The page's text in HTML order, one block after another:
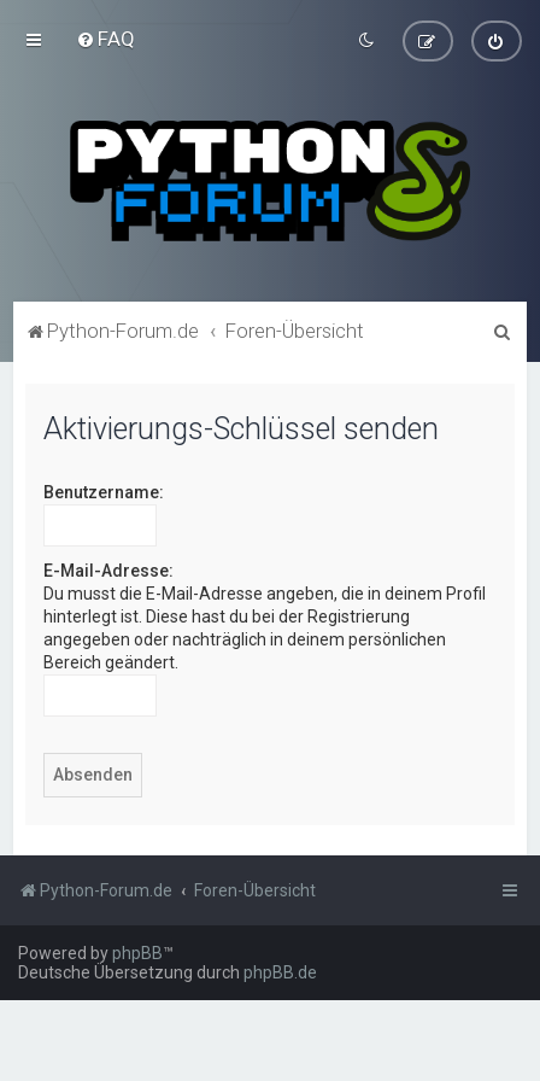
FAQ
Python-Forum.de Foren-Übersicht
Aktivierungs-Schlüssel senden
Benutzername:
E-Mail-Adresse:
Du musst die E-Mail-Adresse angeben, die in deinem Profil
hinterlegt ist. Diese hast du bei der Registrierung
angegeben oder nachträglich in deinem persönlichen
Bereich geändert.
Python-Forum.de Foren-Übersicht
Powered byphpBB™
Deutsche Übersetzung durch phpBB.de